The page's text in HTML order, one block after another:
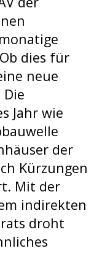
dies für
neue
Jahr wie
der
Kürzungen
Mit der
indirekten
droht